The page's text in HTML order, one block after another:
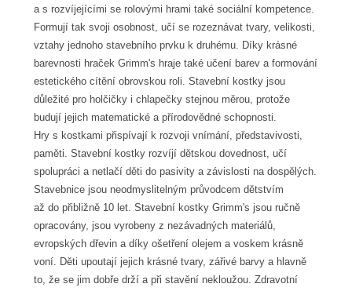
a s rozvíjejícími se rolovými hrami také sociální kompetence.
Formují tak svoji osobnost, učí se rozeznávat tvary, velikosti,
vztahy jednoho stavebního prvku k druhému. Díky krásné
barevnosti hraček Grimm's hraje také učení barev a formování
estetického cítění obrovskou roli. Stavební kostky jsou
důležité pro holčičky i chlapečky stejnou měrou, protože
budují jejich matematické a přírodovědné schopnosti.
Hry s kostkami přispívají k rozvoji vnímání, představivosti,
paměti. Stavební kostky rozvíjí dětskou dovednost, učí
spolupráci a netlačí děti do pasivity a závislosti na dospělých.
Stavebnice jsou neodmyslitelným průvodcem dětstvím
až do přibližně 10 let. Stavební kostky Grimm's jsou ručně
opracovány, jsou vyrobeny z nezávadných materiálů,
evropských dřevin a díky ošetření olejem a voskem krásně
voní. Děti upoutají jejich krásné tvary, zářivé barvy a hlavně
to, že se jim dobře drží a při stavění nekloužou. Zdravotní